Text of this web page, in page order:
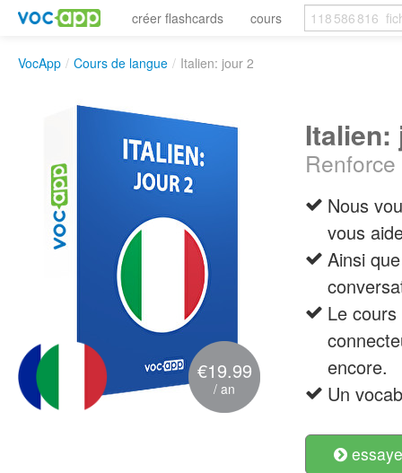
créer flashcards cours
VocApp / Cours de langue / Italien: jour 2
€19.99
/ an
Italien:
Nous
vous
Ainsi
Le
encore.
Un